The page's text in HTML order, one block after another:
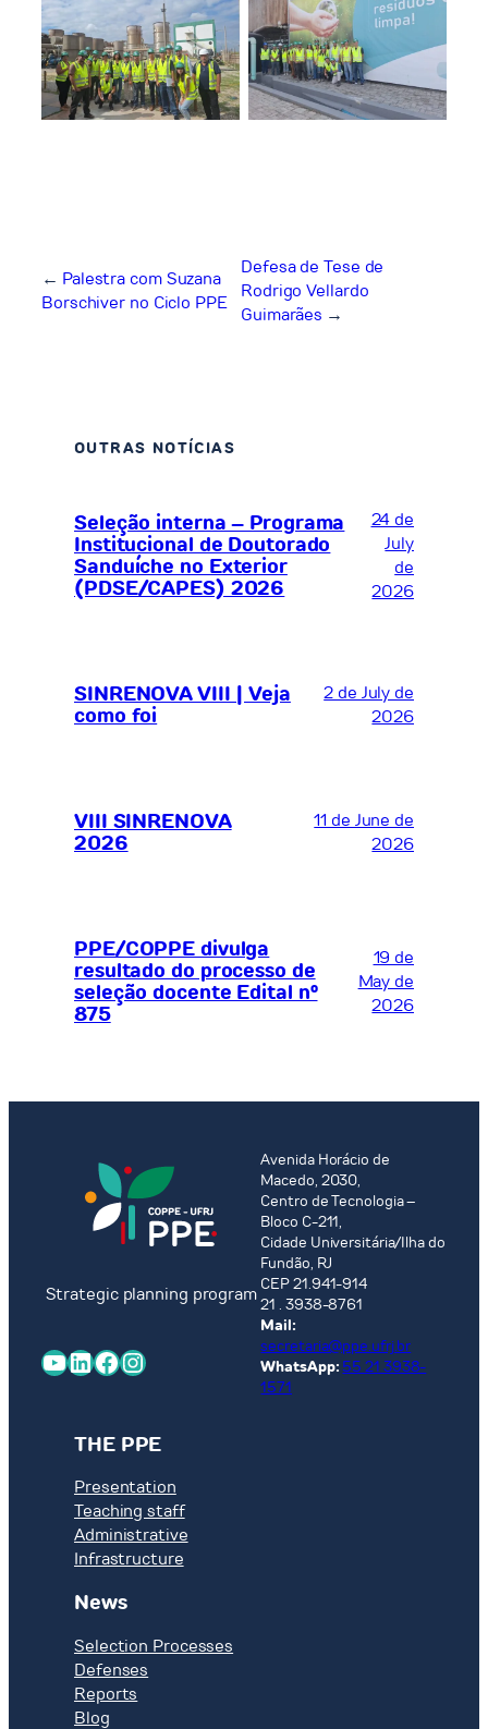
Visita técnica ao aterro
sanitário bioenergético
da Ciclus Rio
Visita técnica ao aterro
sanitário bioenergético
da Ciclus Rio
← Palestra com Suzana
Borschiver no Ciclo PPE
Defesa de Tese de
Rodrigo Vellardo
Guimarães →
OUTRAS NOTÍCIAS
Seleção interna – Programa
Institucional de Doutorado
Sanduíche no Exterior
(PDSE/CAPES) 2026
24 de
July
de
2026
SINRENOVA VIII | Veja
como foi
2 de July de
2026
VIII SINRENOVA
2026
11 de June de
2026
PPE/COPPE divulga
resultado do processo de
seleção docente Edital nº
875
19 de
May de
2026
Strategic planning program
YouTube LinkedIn Facebook Instagram
Avenida Horácio de
Macedo, 2030,
Centro de Tecnologia –
Bloco C-211,
Cidade Universitária/Ilha do
Fundão, RJ
CEP 21.941-914
21 . 3938-8761
Mail:
secretaria@ppe.ufrj.br
WhatsApp: 55 21 3938-
1571
THE PPE
Presentation
Teaching staff
Administrative
Infrastructure
News
Selection Processes
Defenses
Reports
Blog